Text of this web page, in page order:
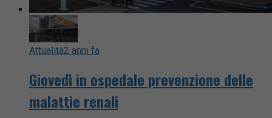
Attualità2 anni fa
Giovedì in ospedale prevenzione delle
malattie renali